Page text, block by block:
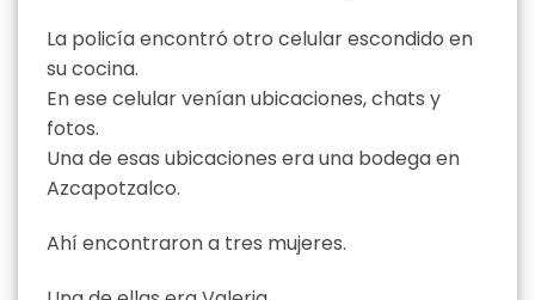
La policía encontró otro celular escondido en
su cocina.
En ese celular venían ubicaciones, chats y
fotos.
Una de esas ubicaciones era una bodega en
Azcapotzalco.
Ahí encontraron a tres mujeres.